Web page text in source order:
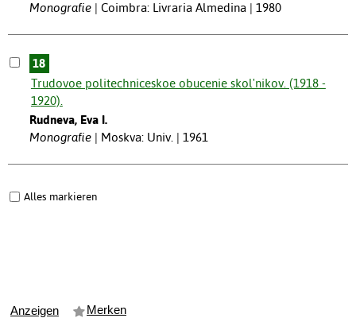
Monografie
Coimbra: Livraria Almedina | 1980
18
Trudovoe politechniceskoe obucenie skol'nikov. (1918 -
1920).
Rudneva, Eva I.
Monografie
Moskva: Univ. | 1961
Alles markieren
Anzeigen Merken